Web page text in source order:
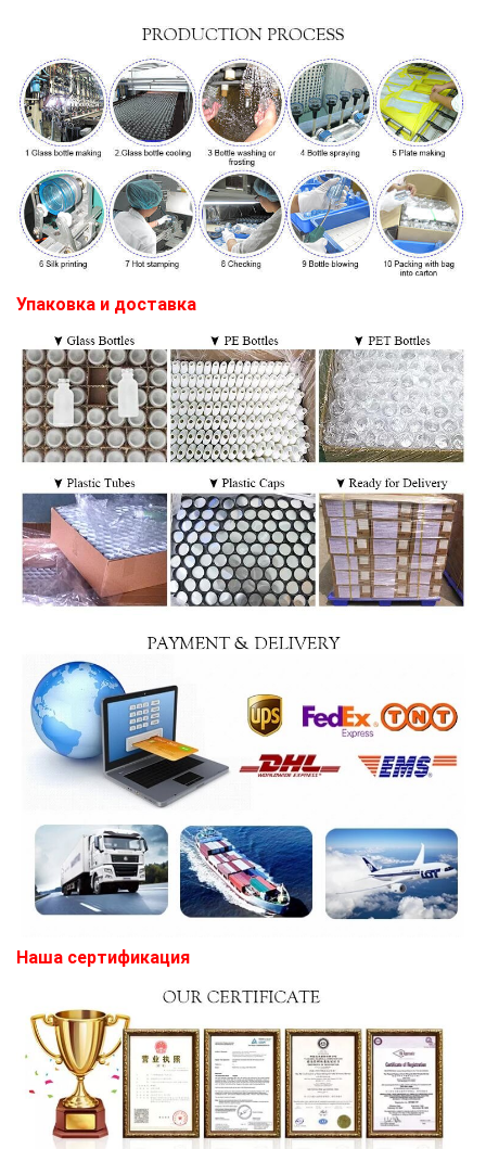
Упаковка и доставка
Наша сертификация